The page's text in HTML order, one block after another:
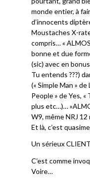
monde entier, à
d’innocents
Moustaches X-
compris… «
bonne et due
(sic) avec en
Tu entends ???)
(« Simple Man »
People » de Yes,
plus etc…)…
W9, même NRJ
Et là, c’est
Un sérieux
C’est comme
Voire…